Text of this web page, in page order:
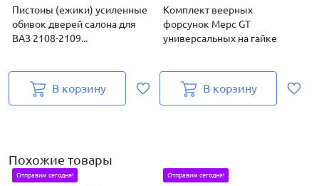
Пистоны (ежики) усиленные
обивок дверей салона для
ВАЗ 2108-2109...
В корзину
Комплект веерных
форсунок Мерс GT
универсальных на гайке
В корзину
Похожие товары
Отправим сегодня! Отправим сегодня!